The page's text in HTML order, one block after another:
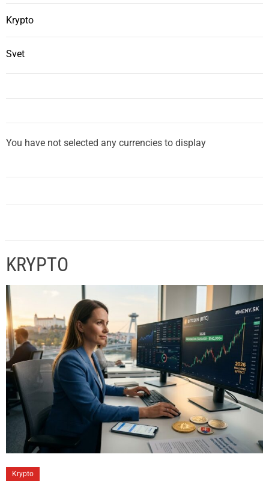
Krypto
Svet
You have not selected any currencies to display
KRYPTO
Krypto